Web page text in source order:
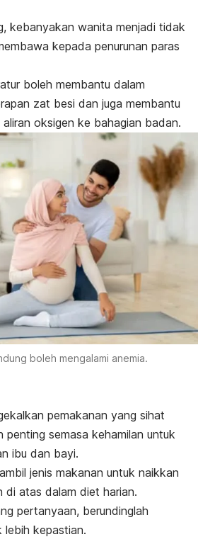
kebanyakan wanita menjadi tidak
kepada penurunan paras
boleh membantu dalam
zat besi dan juga membantu
oksigen ke bahagian badan.
boleh mengalami anemia.
pemakanan yang sihat
penting semasa kehamilan untuk
ibu dan bayi.
jenis makanan untuk naikkan
di atas dalam diet harian.
pertanyaan, berundinglah
kepastian.